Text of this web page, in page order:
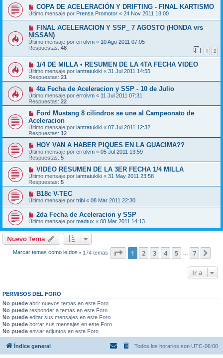
COPA DE ACELERACIÓN Y DRIFTING - FINAL KARTISMO
Último mensaje por Prensa Promotor « 24 Nov 2011 18:00
FINAL ACELERACION Y SSP_ 7 AGOSTO (HONDA vrs
NISSAN)
Último mensaje por errolvm « 10 Ago 2011 07:05
Respuestas: 48 1 2
1/4 DE MILLA • RESUMEN DE LA 4TA FECHA VIDEO
Último mensaje por lantratukiki « 31 Jul 2011 14:55
Respuestas: 21
4ta Fecha de Aceleracion y SSP - 10 de Julio
Último mensaje por errolvm « 11 Jul 2011 07:31
Respuestas: 22
Ford Mustang 8 cilindros se une al Campeonato de
Aceleracion
Último mensaje por lantratukiki « 07 Jul 2011 12:32
Respuestas: 12
HOY VAN A HABER PIQUES EN LA GUACIMA??
Último mensaje por errolvm « 05 Jul 2011 13:59
Respuestas: 5
VIDEO RESUMEN DE LA 3ER FECHA 1/4 MILLA
Último mensaje por lantratukiki « 31 May 2011 23:58
Respuestas: 5
B18c V-TEC
Último mensaje por tribi « 08 Mar 2011 22:30
2da Fecha de Aceleracion y SSP
Último mensaje por madtux « 08 Mar 2011 14:13
Nuevo Tema
Marcar temas como leídos • 174 temas Página de
1 2 3 4 5 7
Ir a
PERMISOS DEL FORO
No puede abrir nuevos temas en este Foro
No puede responder a temas en este Foro
No puede editar sus mensajes en este Foro
No puede borrar sus mensajes en este Foro
No puede enviar adjuntos en este Foro
Índice general Todos los horarios son UTC-06:00